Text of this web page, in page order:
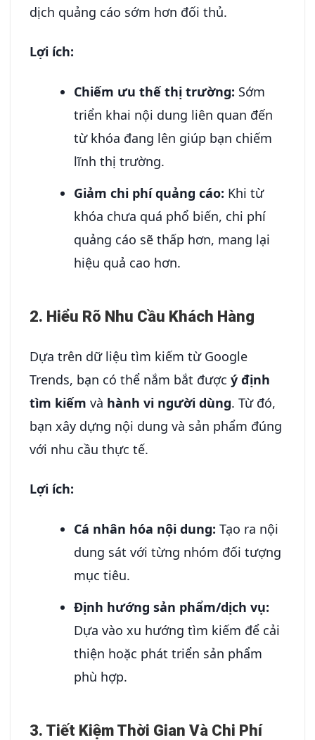
dịch quảng cáo sớm hơn đối thủ.
Lợi ích:
Chiếm ưu thế thị trường: Sớm
triển khai nội dung liên quan đến
từ khóa đang lên giúp bạn chiếm
lĩnh thị trường.
Giảm chi phí quảng cáo: Khi từ
khóa chưa quá phổ biến, chi phí
quảng cáo sẽ thấp hơn, mang lại
hiệu quả cao hơn.
2. Hiểu Rõ Nhu Cầu Khách Hàng
Dựa trên dữ liệu tìm kiếm từ Google
Trends, bạn có thể nắm bắt được ý định
tìm kiếm và hành vi người dùng. Từ đó,
bạn xây dựng nội dung và sản phẩm đúng
với nhu cầu thực tế.
Lợi ích:
Cá nhân hóa nội dung: Tạo ra nội
dung sát với từng nhóm đối tượng
mục tiêu.
Định hướng sản phẩm/dịch vụ:
Dựa vào xu hướng tìm kiếm để cải
thiện hoặc phát triển sản phẩm
phù hợp.
3. Tiết Kiệm Thời Gian Và Chi Phí